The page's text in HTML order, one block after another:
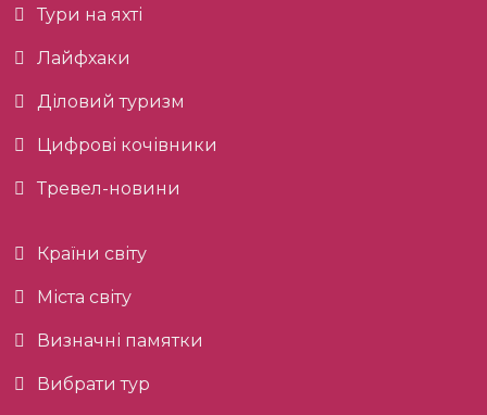
Тури на яхті
Лайфхаки
Діловий туризм
Цифрові кочівники
Тревел-новини
Країни світу
Міста світу
Визначні памятки
Вибрати тур